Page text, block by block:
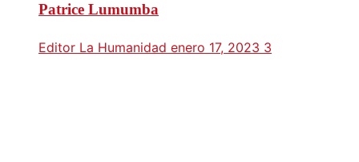
Patrice Lumumba
Editor La Humanidad enero 17, 2023 3